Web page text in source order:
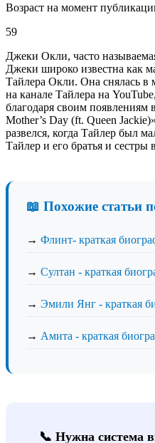
Возраст на момент
59
Джеки Окли, часто
Джеки широко известна как
Тайлера Окли. Она снялась в
на канале Тайлера на
благодаря своим появлениям
Mother’s Day (ft. Queen
развелся, когда Тайлер был
Тайлер и его братья и сестры
📖 Похожие статьи
→ Флинт- краткая
→ Султан - краткая
→ Эмили Янг - краткая
→ Амита - краткая
📞 Нужна система